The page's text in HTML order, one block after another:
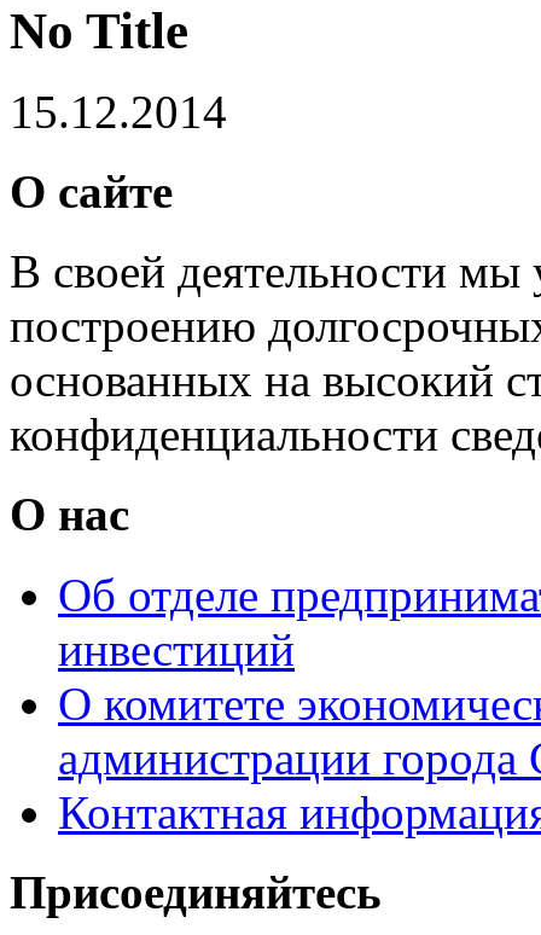
No Title
15.12.2014
О сайте
В своей деятельности
построению
основанных на высокий
конфиденциальности
О нас
Об отделе
инвестиций
О комитете
администрации города
Контактная
Присоединяйтесь